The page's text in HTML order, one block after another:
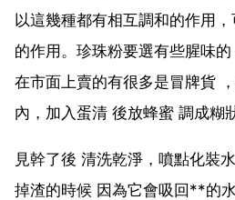
以這幾種都有相互調和的作用
的作用。珍珠粉要選有些腥味
在市面上賣的有很多是冒牌貨
內，加入蛋清 後放蜂蜜 調成糊
見幹了後 清洗乾淨，噴點化裝
掉渣的時候 因為它會吸回**的水